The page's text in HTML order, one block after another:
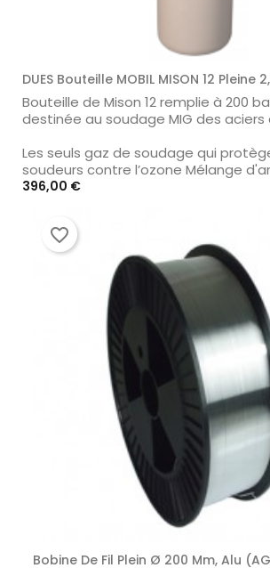
DUES Bouteille MOBIL MISON 12 Pleine
Bouteille de Mison 12 remplie à 200
destinée au soudage MIG des aciers
Les seuls gaz de soudage qui
soudeurs contre l’ozone Mélange
Prix
396,00 €
Bobine De Fil Plein Ø 200 Mm, Alu
favorite_border